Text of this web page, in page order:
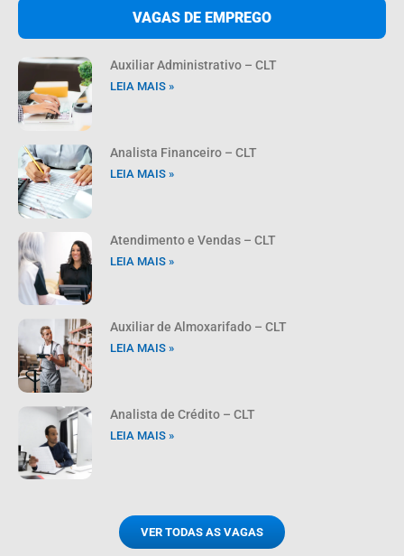
VAGAS DE EMPREGO
Auxiliar Administrativo – CLT
LEIA MAIS »
Analista Financeiro – CLT
LEIA MAIS »
Atendimento e Vendas – CLT
LEIA MAIS »
Auxiliar de Almoxarifado – CLT
LEIA MAIS »
Analista de Crédito – CLT
LEIA MAIS »
VER TODAS AS VAGAS